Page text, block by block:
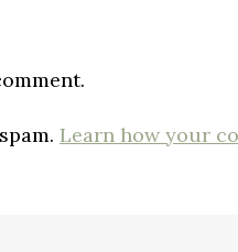
Learn how your